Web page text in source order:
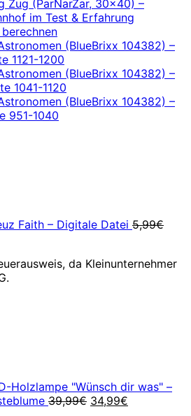
Zug (ParNarZar, 30×40) –
im Test & Erfahrung
(BlueBrixx 104382) –
1121-1200
(BlueBrixx 104382) –
1041-1120
(BlueBrixx 104382) –
951-1040
Faith – Digitale Datei 5,99€
da Kleinunternehmer
Holzlampe "Wünsch dir was" –
39,99€ Ursprünglicher
34,99€